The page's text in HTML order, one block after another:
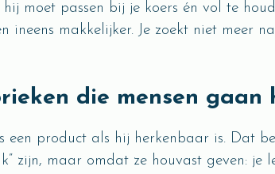
moet passen bij je koers én vol te
ineens makkelijker. Je zoekt niet meer
die mensen gaan
een product als hij herkenbaar is. Dat
zijn, maar omdat ze houvast geven: je